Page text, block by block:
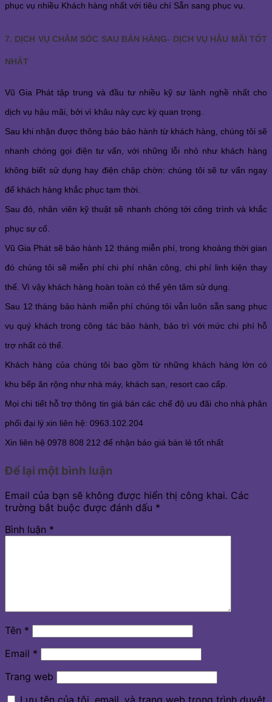
phục vụ nhiều Khách hàng nhất với tiêu chí Sẵn sang phục vụ.
7. DỊCH VỤ CHĂM SÓC SAU BÁN HÀNG- DỊCH VỤ HẬU MÃI TỐT
NHẤT
Vũ Gia Phát tập trung và đầu tư nhiều kỹ sư lành nghề nhất cho
dịch vụ hậu mãi, bởi vì khâu này cực kỳ quan trọng.
Sau khi nhận được thông báo bảo hành từ khách hàng, chúng tôi sẽ
nhanh chóng gọi điện tư vấn, với những lỗi nhỏ như khách hàng
không biết sử dụng hay điện chập chờn: chúng tôi sẽ tư vấn ngay
để khách hàng khắc phục tạm thời.
Sau đó, nhân viên kỹ thuật sẽ nhanh chóng tới công trình và khắc
phục sự cố.
Vũ Gia Phát sẽ bảo hành 12 tháng miễn phí, trong khoảng thời gian
đó chúng tôi sẽ miễn phí chi phí nhân công, chi phí linh kiện thay
thế. Vì vậy khách hàng hoàn toàn có thể yên tâm sử dụng.
Sau 12 tháng bảo hành miễn phí chúng tôi vẫn luôn sẵn sang phục
vụ quý khách trong công tác bảo hành, bảo trì với mức chi phí hỗ
trợ nhất có thể.
Khách hàng của chúng tôi bao gồm từ những khách hàng lớn có
khu bếp ăn rộng như nhà máy, khách sạn, resort cao cấp.
Mọi chi tiết hỗ trợ thông tin giá bán các chế độ ưu đãi cho nhà phân
phối đại lý xin liên hệ: 0963.102.204
Xin liên hệ 0978 808 212 để nhận báo giá bán lẻ tốt nhất
Để lại một bình luận
Email của bạn sẽ không được hiển thị công khai. Các
trường bắt buộc được đánh dấu *
Bình luận *
Tên *
Email *
Trang web
Lưu tên của tôi, email, và trang web trong trình duyệt